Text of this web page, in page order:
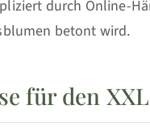
durch Online-
betont wird.
für den